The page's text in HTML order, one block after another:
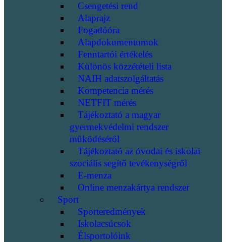
Csengetési rend
Alaprajz
Fogadóóra
Alapdokumentumok
Fenntartói értékelés
Különös közzétételi lista
NAIH adatszolgáltatás
Kompetencia mérés
NETFIT mérés
Tájékoztató a magyar
gyermekvédelmi rendszer
működéséről
Tájékoztató az óvodai és iskolai
szociális segítő tevékenységről
E-menza
Online menzakártya rendszer
Sport
Sporteredmények
Iskolacsúcsok
Élsportolóink